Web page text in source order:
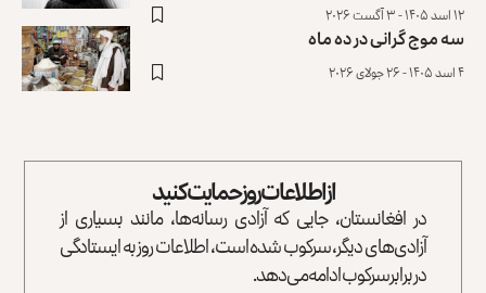
۱۲ اسد ۱۴۰۵ - ۳ آگست ۲۰۲۶
سه موج گرانی در ده ماه
۴ اسد ۱۴۰۵ - ۲۶ جولای ۲۰۲۶
از اطلاعات روز حمایت کنید
در افغانستان، جایی که آزادی رسانه‌ها، مانند بسیاری از
آزادی‌های دیگر، سرکوب شده است، اطلاعات روز به ایستادگی
در برابر سرکوب ادامه می‌دهد.